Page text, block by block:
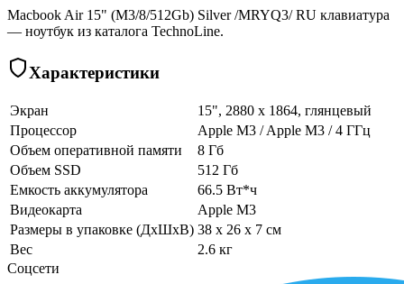
Macbook Air 15" (M3/8/512Gb) Silver /MRYQ3/ RU клавиатура
— ноутбук из каталога TechnoLine.
Характеристики
Экран
15", 2880 x 1864, глянцевый
Процессор
Apple M3 / Apple M3 / 4 ГГц
Объем оперативной памяти
8 Гб
Объем SSD
512 Гб
Емкость аккумулятора
66.5 Вт*ч
Видеокарта
Apple M3
Размеры в упаковке (ДхШхВ) 38 x 26 x 7 см
Вес
2.6 кг
Соцсети